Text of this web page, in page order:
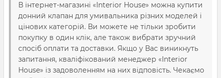
В інтернет-магазині «Interior House» можна купити
донний клапан для умивальника різних моделей і
цінових категорій. Ви можете не тільки зробити
покупку в один клік, але також вибрати зручний
спосіб оплати та доставки. Якщо у Вас виникнуть
запитання, кваліфікований менеджер «Interior
House» із задоволенням на них відповість. Чекаємо